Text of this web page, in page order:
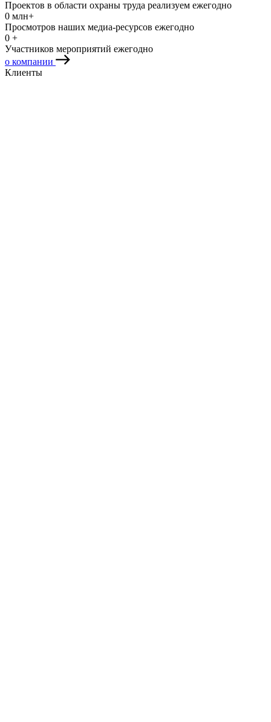
Проектов в области охраны труда реализуем ежегодно
0 млн+
Просмотров наших медиа-ресурсов ежегодно
0 +
Участников мероприятий ежегодно
о компании
Клиенты